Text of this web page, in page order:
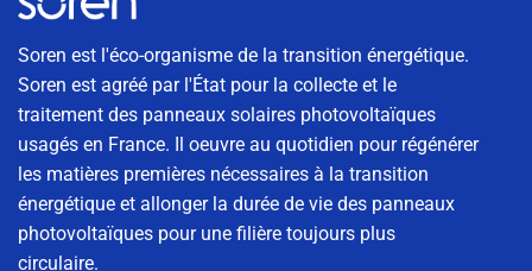
Soren est l'éco-organisme de la transition énergétique.
Soren est agréé par l'État pour la collecte et le
traitement des panneaux solaires photovoltaïques
usagés en France. Il oeuvre au quotidien pour régénérer
les matières premières nécessaires à la transition
énergétique et allonger la durée de vie des panneaux
photovoltaïques pour une filière toujours plus
circulaire.